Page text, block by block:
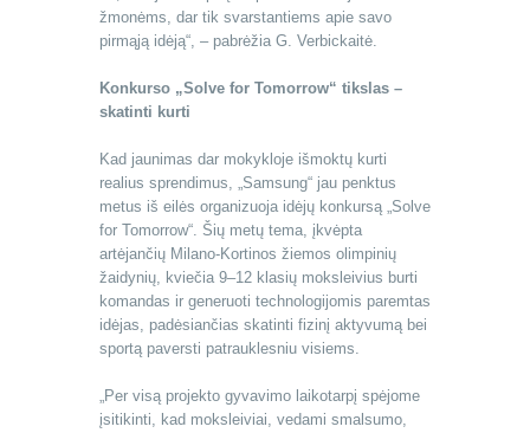
žmonėms, dar tik svarstantiems apie savo
pirmąją idėją“, – pabrėžia G. Verbickaitė.
Konkurso „Solve for Tomorrow“ tikslas –
skatinti kurti
Kad jaunimas dar mokykloje išmoktų kurti
realius sprendimus, „Samsung“ jau penktus
metus iš eilės organizuoja idėjų konkursą „Solve
for Tomorrow“. Šių metų tema, įkvėpta
artėjančių Milano-Kortinos žiemos olimpinių
žaidynių, kviečia 9–12 klasių moksleivius burti
komandas ir generuoti technologijomis paremtas
idėjas, padėsiančias skatinti fizinį aktyvumą bei
sportą paversti patrauklesniu visiems.
„Per visą projekto gyvavimo laikotarpį spėjome
įsitikinti, kad moksleiviai, vedami smalsumo,